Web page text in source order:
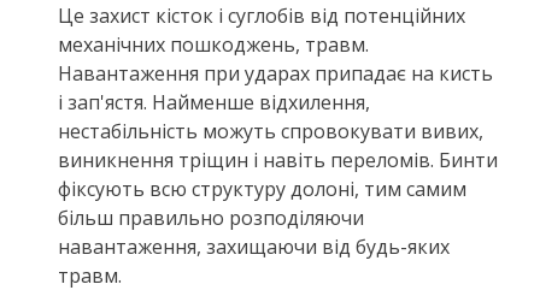
Це захист кісток і суглобів від потенційних
механічних пошкоджень, травм.
Навантаження при ударах припадає на кисть
і зап'ястя. Найменше відхилення,
нестабільність можуть спровокувати вивих,
виникнення тріщин і навіть переломів. Бинти
фіксують всю структуру долоні, тим самим
більш правильно розподіляючи
навантаження, захищаючи від будь-яких
травм.